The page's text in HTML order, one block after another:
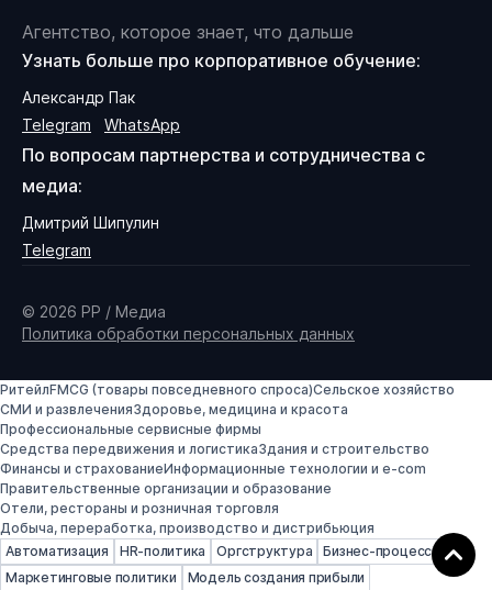
Агентство, которое знает, что дальше
Узнать больше про корпоративное обучение:
Александр Пак
Telegram
WhatsApp
По вопросам партнерства и сотрудничества с
медиа:
Дмитрий Шипулин
Telegram
© 2026 PP / Медиа
Политика обработки персональных данных
РитейлFMCG (товары повседневного спроса)Сельское хозяйство
СМИ и развлеченияЗдоровье, медицина и красота
Профессиональные сервисные фирмы
Средства передвижения и логистикаЗдания и строительство
Финансы и страхованиеИнформационные технологии и e-com
Правительственные организации и образование
Отели, рестораны и розничная торговля
Добыча, переработка, производство и дистрибьюция
Автоматизация
HR-политика Оргструктура
Бизнес-процессы
Маркетинговые политики
Модель создания прибыли